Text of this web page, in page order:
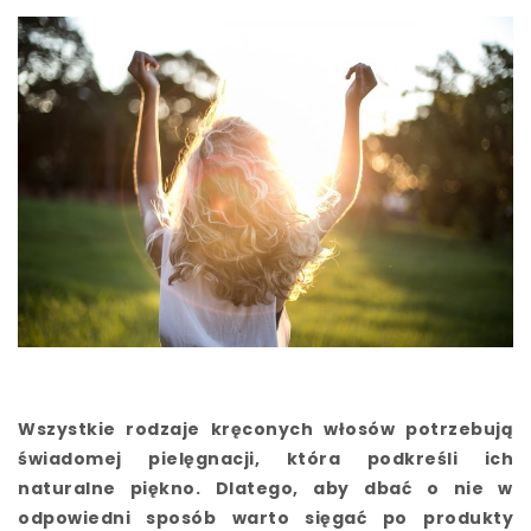
Wszystkie rodzaje kręconych włosów potrzebują
świadomej pielęgnacji, która podkreśli ich
naturalne piękno. Dlatego, aby dbać o nie w
odpowiedni sposób warto sięgać po produkty